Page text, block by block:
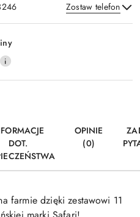
Zostaw telefon
DOT.
OPINIE
(0)
farmie dzięki zestawowi 11